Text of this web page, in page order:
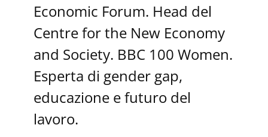
Economic Forum. Head del
Centre for the New Economy
and Society. BBC 100 Women.
Esperta di gender gap,
educazione e futuro del
lavoro.